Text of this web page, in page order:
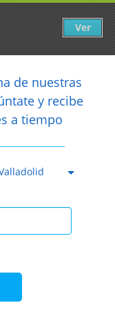
de nuestras
y recibe
a tiempo
Ver